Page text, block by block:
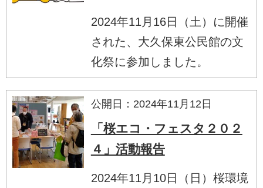
2024年11月16日（土）に開催
された、大久保東公民館の文
化祭に参加しました。
公開日：2024年11月12日
「桜エコ・フェスタ２０２
４」活動報告
2024年11月10日（日）桜環境